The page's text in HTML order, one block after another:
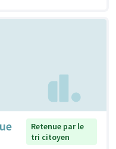
Retenue par le
tri citoyen